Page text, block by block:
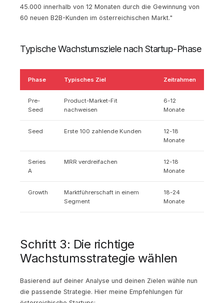
45.000 innerhalb von 12 Monaten durch die Gewinnung von
60 neuen B2B-Kunden im österreichischen Markt."
Typische Wachstumsziele nach Startup-Phase
Phase Typisches Ziel Zeitrahmen
Pre-
Seed
Product-Market-Fit
nachweisen
6-12
Monate
Seed Erste 100 zahlende Kunden
12-18
Monate
Series
A
MRR verdreifachen
12-18
Monate
Growth
Marktführerschaft in einem
Segment
18-24
Monate
Schritt 3: Die richtige
Wachstumsstrategie wählen
Basierend auf deiner Analyse und deinen Zielen wähle nun
die passende Strategie. Hier meine Empfehlungen für